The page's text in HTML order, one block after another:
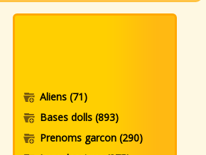
Aliens (71)
Bases dolls (893)
Prenoms garcon (290)